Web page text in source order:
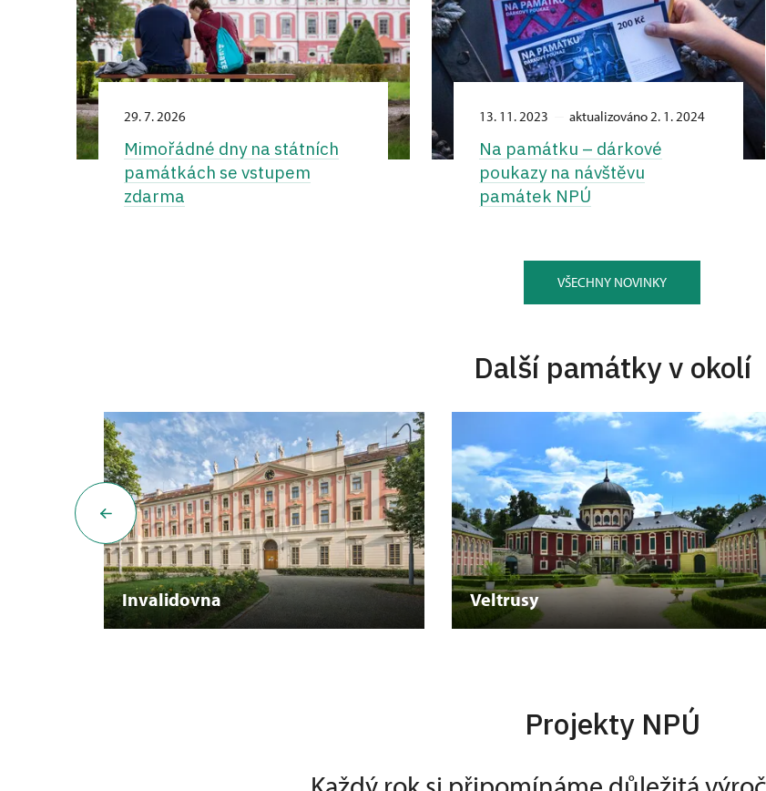
29. 7. 2026
Mimořádné dny na státních
památkách se vstupem
zdarma
13. 11. 2023 aktualizováno 2. 1. 2024
Na památku –⁠ dárkové
poukazy na návštěvu
památek NPÚ
VŠECHNY NOVINKY
Další památky v okolí
Invalidovna Veltrusy
Projekty NPÚ